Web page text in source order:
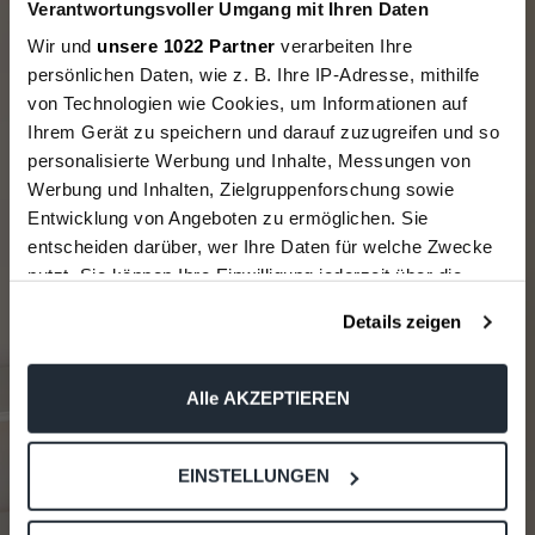
Verantwortungsvoller Umgang mit Ihren Daten
Wir und unsere 1022 Partner verarbeiten Ihre
persönlichen Daten, wie z. B. Ihre IP-Adresse, mithilfe
von Technologien wie Cookies, um Informationen auf
Ihrem Gerät zu speichern und darauf zuzugreifen und so
personalisierte Werbung und Inhalte, Messungen von
Werbung und Inhalten, Zielgruppenforschung sowie
Entwicklung von Angeboten zu ermöglichen. Sie
entscheiden darüber, wer Ihre Daten für welche Zwecke
nutzt. Sie können Ihre Einwilligung jederzeit über die
Trigger Symbol ändern oder widerrufen
Wenn Sie es erlauben, würden wir auch gerne:
Ihr Gerät durch aktives Scannen nach bestimmten
Merkmalen (Fingerprinting) identifizieren
Details zeigen
Alle AKZEPTIEREN
EINSTELLUNGEN
Bestellung.
Bis zu 30% Rabatt
5% (ab 150€)
10% (ab 250€)
15% (ab 400€) 🔥
Email
Anmelden und sparen!
WICHTIG: Im Anschluss erhältst du eine E-Mail
(Bitte schaue auch unbedingt im SPAM nach) mit
einem Link, um deine Anmeldung zum